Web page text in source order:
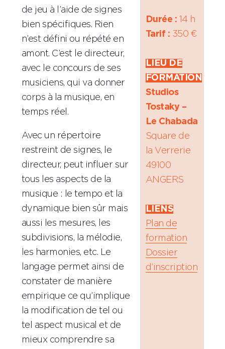
de jeu à l’aide de signes
bien spécifiques. Rien
n’est défini ou répété en
amont. C’est le directeur,
avec le concours de ses
musiciens, qui va donner
corps à la musique, en
temps réel.
Avec un répertoire
restreint de signes, le
directeur, peut influer sur
tous les aspects de la
musique : le tempo et la
dynamique bien sûr mais
aussi les mesures, les
subdivisions, la mélodie,
les harmonies, etc. Le
langage permet ainsi de
constater de manière
empirique ce qu’implique
la modification de tel ou
tel aspect musical et de
mieux comprendre sa
Durée : 14 h
Tarif : 350 €
LIEU DE
FORMATION
Studios
Tostaky –
Le Chabada
Square de
la Verrerie
49100
ANGERS
LIENS
Plan de
formation
Dossier
d’inscription